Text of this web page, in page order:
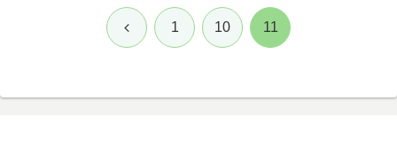
前 1 10 11